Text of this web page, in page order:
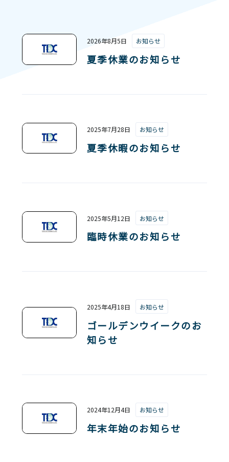
夏季休業のお知らせ
2026年8月5日 お知らせ
夏季休暇のお知らせ
2025年7月28日 お知らせ
臨時休業のお知らせ
2025年5月12日 お知らせ
ゴールデンウイークのお
知らせ
2025年4月18日 お知らせ
年末年始のお知らせ
2024年12月4日 お知らせ